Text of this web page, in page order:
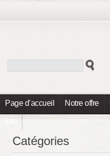
Page d’accueil Notre offre
Info
Catégories